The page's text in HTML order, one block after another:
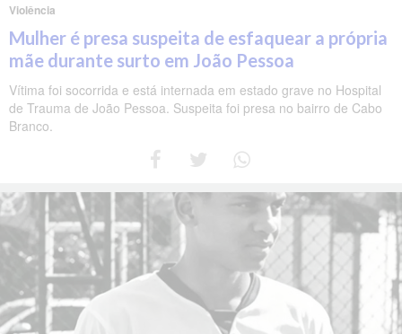
Violência
Mulher é presa suspeita de esfaquear a própria
mãe durante surto em João Pessoa
Vítima foi socorrida e está internada em estado grave no Hospital
de Trauma de João Pessoa. Suspeita foi presa no bairro de Cabo
Branco.